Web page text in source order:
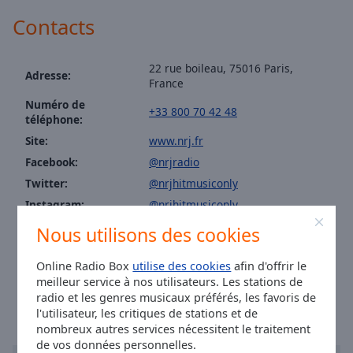
Nous utilisons des cookies
Online Radio Box utilise des cookies afin d'offrir le
meilleur service à nos utilisateurs. Les stations de
radio et les genres musicaux préférés, les favoris de
l'utilisateur, les critiques de stations et de
nombreux autres services nécessitent le traitement
de vos données personnelles.
Background
Font
Family
NRJ Hip Hop RnB Hits
NRJ At Work
NRJ David Guetta
NRJ Metal
NRJ Relax
NRJ Urban Hits
NRJ Gangsta Rap
NRJ Classic Rap US
NRJ Classic RnB
NRJ Classic Rock
Contacts
Adresse:
22 rue boileau, 75016 Paris,
France
Numéro de
téléphone:
+33 800 70 42 48
Site:
www.nrj.fr
Facebook:
@nrjradio
Twitter:
@nrjhitmusiconly
Instagram:
@nrjhitmusiconly
Tiktok:
@nrj
Youtube:
@featured
Heure à Paris:18:37 ,08.08.2026